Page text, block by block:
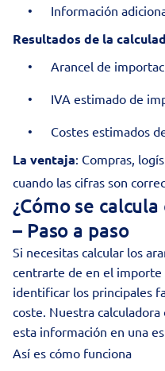
Información
Resultados de la
Arancel de
IVA estimado de
Costes estimados
La ventaja: Compras,
cuando las cifras son
¿Cómo se
– Paso a paso
Si necesitas calcular los
centrarte de en el importe
identificar los principales
coste. Nuestra
esta información en una
Así es cómo funciona